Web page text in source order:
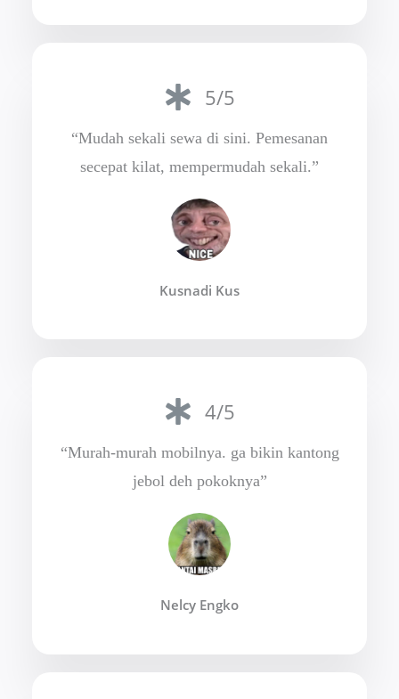
5/5
“Mudah sekali sewa di sini. Pemesanan
secepat kilat, mempermudah sekali.”
Kusnadi Kus
4/5
“Murah-murah mobilnya. ga bikin kantong
jebol deh pokoknya”
Nelcy Engko